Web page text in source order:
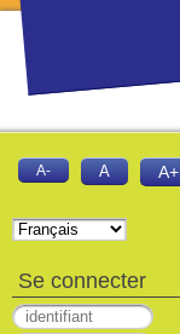
A- A A+
Se connecter